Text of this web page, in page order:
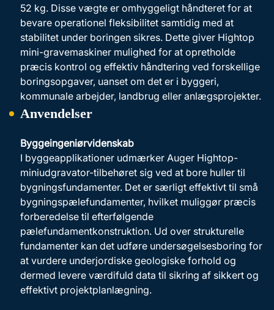
52 kg. Disse vægte er omhyggeligt håndteret for at
bevare operationel fleksibilitet samtidig med at
stabilitet under boringen sikres. Dette giver Hightop
mini-gravemaskiner mulighed for at opretholde
præcis kontrol og effektiv håndtering ved forskellige
boringsopgaver, uanset om det er i byggeri,
kommunale arbejder, landbrug eller anlægsprojekter.
Anvendelser
Byggeingeniørvidenskab
I byggeapplikationer udmærker Auger Hightop-
miniudgravator-tilbehøret sig ved at bore huller til
bygningsfundamenter. Det er særligt effektivt til små
bygningspælefundamenter, hvilket muliggør præcis
forberedelse til efterfølgende
pælefundamentkonstruktion. Ud over strukturelle
fundamenter kan det udføre undersøgelsesboring for
at vurdere underjordiske geologiske forhold og
dermed levere værdifuld data til sikring af sikkert og
effektivt projektplanlægning.